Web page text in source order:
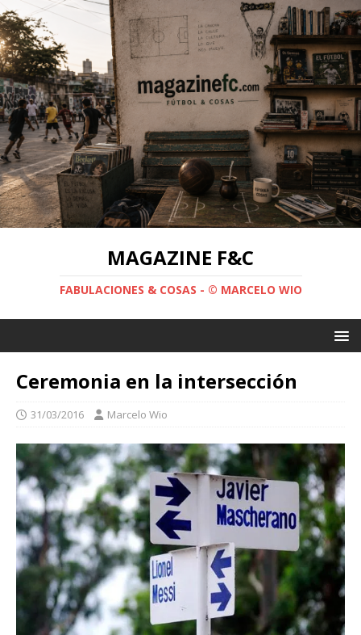
MAGAZINE F&C
FABULACIONES & COSAS - © MARCELO WIO
Ceremonia en la intersección
31/03/2016 Marcelo Wio